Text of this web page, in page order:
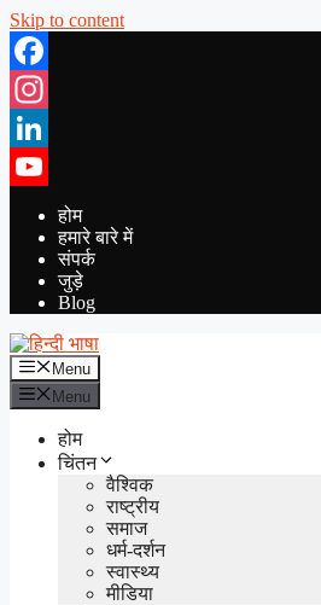
Skip to content
Facebook
Instagram
LinkedIn
YouTube
होम
हमारे बारे में
संपर्क
जुड़े
Blog
Menu
Menu
होम
चिंतन
वैश्विक
राष्ट्रीय
समाज
धर्म-दर्शन
स्वास्थ्य
मीडिया